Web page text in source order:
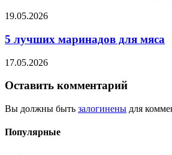
19.05.2026
5 лучших маринадов для мяса
17.05.2026
Оставить комментарий
Вы должны быть залогинены для
Популярные